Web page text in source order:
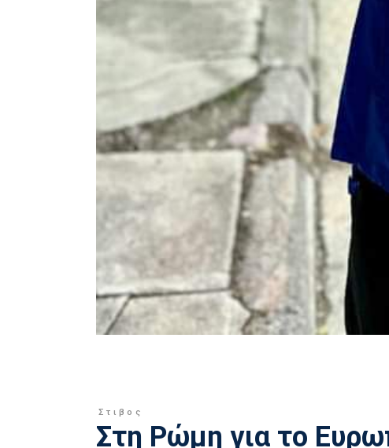
Στιβος
Στη Ρώμη για το